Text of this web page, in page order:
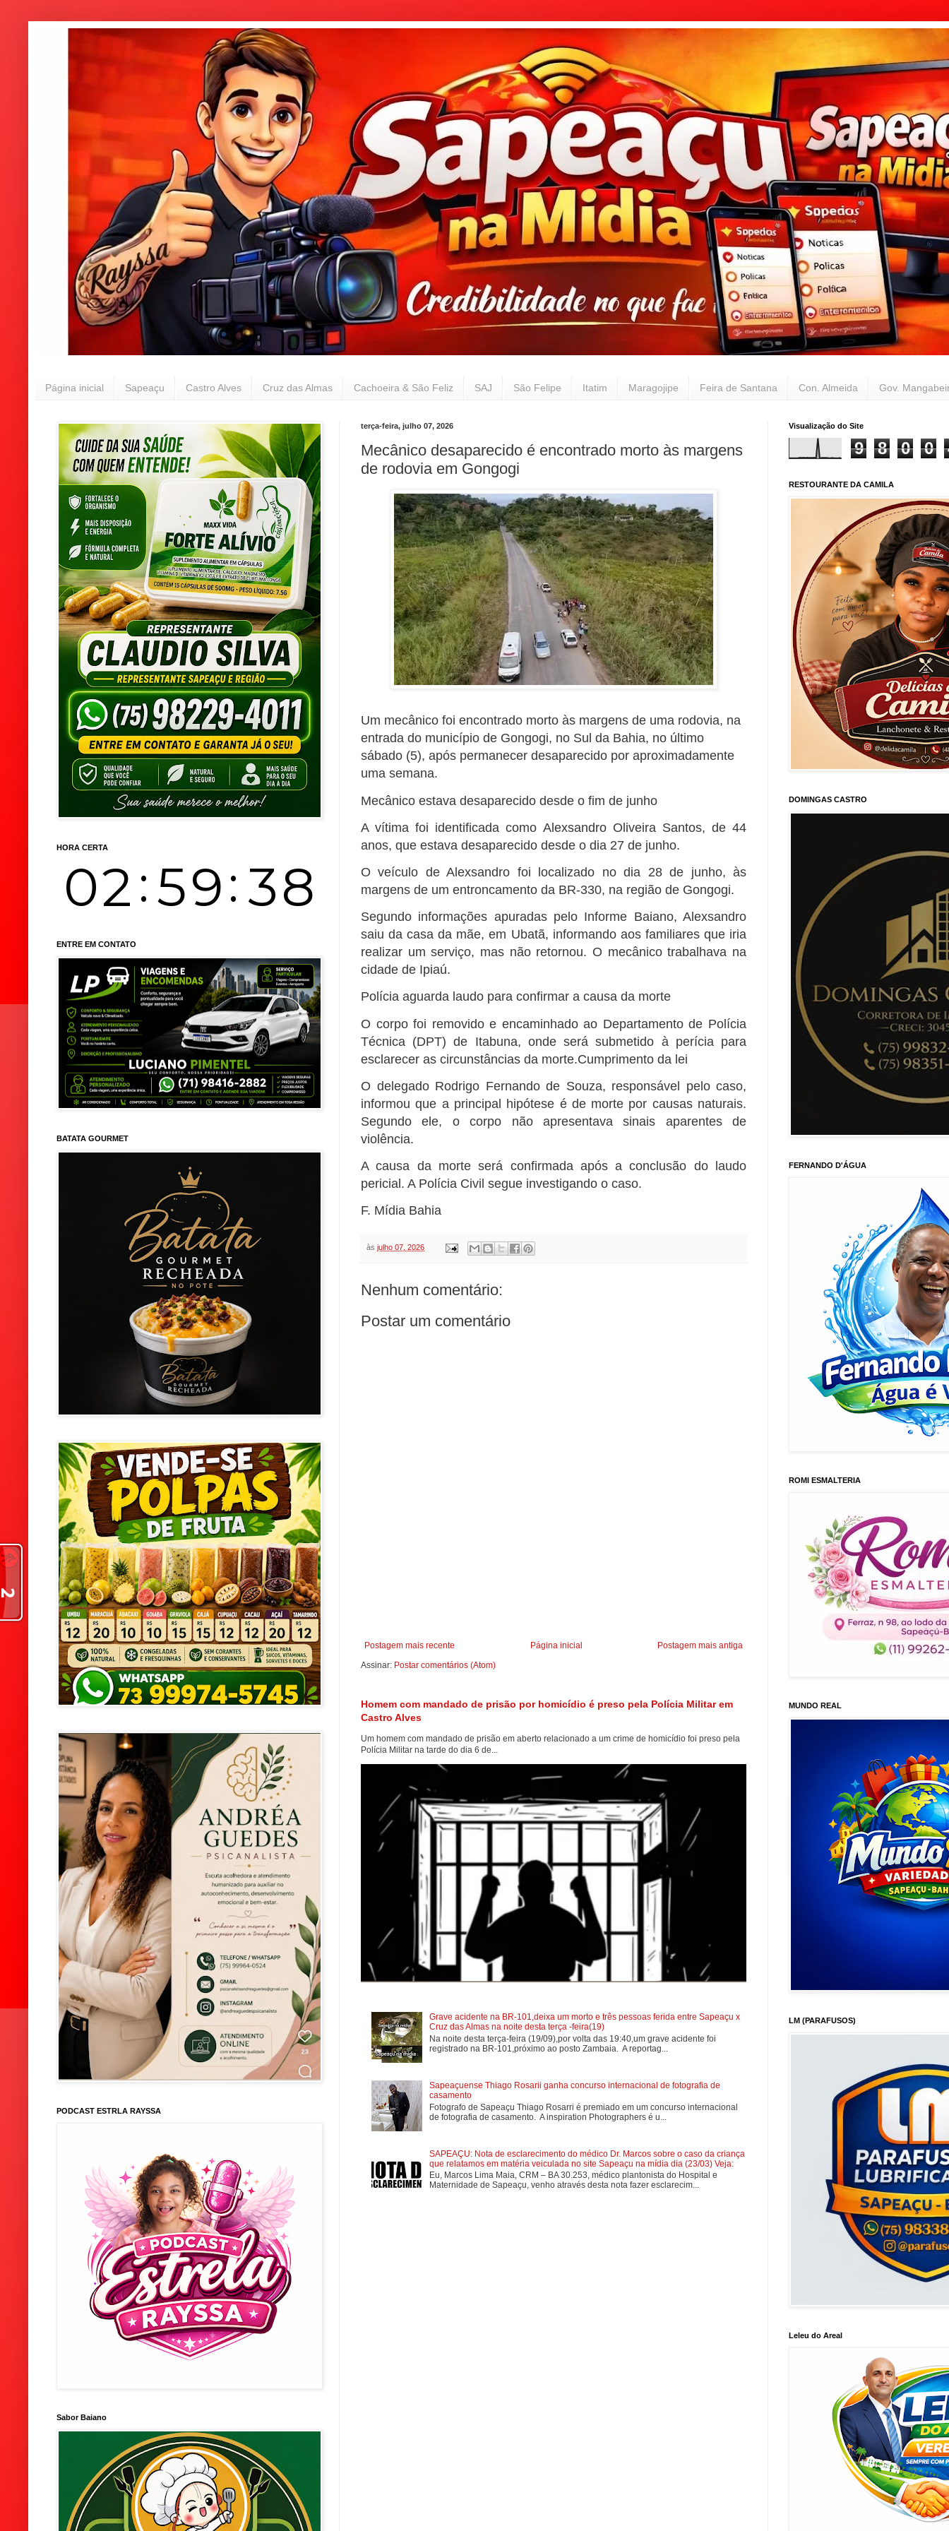
Página inicial Sapeaçu Castro Alves Cruz das Almas Cachoeira & São Feliz SAJ São Felipe Itatim Maragojipe Feira de Santana Con. Almeida Gov.
terça-feira, julho 07, 2026
Mecânico desaparecido é encontrado morto às margens
de rodovia em Gongogi
Um mecânico foi encontrado morto às margens de uma rodovia, na
entrada do município de Gongogi, no Sul da Bahia, no último
sábado (5), após permanecer desaparecido por aproximadamente
uma semana.
Mecânico estava desaparecido desde o fim de junho
A vítima foi identificada como Alexsandro Oliveira Santos, de 44
anos, que estava desaparecido desde o dia 27 de junho.
O veículo de Alexsandro foi localizado no dia 28 de junho, às
margens de um entroncamento da BR-330, na região de Gongogi.
Segundo informações apuradas pelo Informe Baiano, Alexsandro
saiu da casa da mãe, em Ubatã, informando aos familiares que iria
realizar um serviço, mas não retornou. O mecânico trabalhava na
cidade de Ipiaú.
Polícia aguarda laudo para confirmar a causa da morte
O corpo foi removido e encaminhado ao Departamento de Polícia
Técnica (DPT) de Itabuna, onde será submetido à perícia para
esclarecer as circunstâncias da morte.Cumprimento da lei
O delegado Rodrigo Fernando de Souza, responsável pelo caso,
informou que a principal hipótese é de morte por causas naturais.
Segundo ele, o corpo não apresentava sinais aparentes de
violência.
A causa da morte será confirmada após a conclusão do laudo
pericial. A Polícia Civil segue investigando o caso.
F. Mídia Bahia
às julho 07, 2026
Nenhum comentário:
Postar um comentário
Postagem mais recente Postagem mais antiga
Página inicial
Assinar: Postar comentários (Atom)
Homem com mandado de prisão por homicídio é preso pela Polícia Militar em
Castro Alves
Um homem com mandado de prisão em aberto relacionado a um crime de homicídio foi preso pela
Polícia Militar na tarde do dia 6 de...
Grave acidente na BR-101,deixa um morto e três pessoas ferida entre Sapeaçu x
Cruz das Almas na noite desta terça -feira(19)
Na noite desta terça-feira (19/09),por volta das 19:40,um grave acidente foi
registrado na BR-101,próximo ao posto Zambaia. A reportag...
Sapeaçuense Thiago Rosarii ganha concurso internacional de fotografia de
casamento
Fotografo de Sapeaçu Thiago Rosarri é premiado em um concurso internacional
de fotografia de casamento. A inspiration Photographers é u...
SAPEAÇU: Nota de esclarecimento do médico Dr. Marcos sobre o caso da criança
que relatamos em matéria veiculada no site Sapeaçu na mídia dia (23/03) Veja:
Eu, Marcos Lima Maia, CRM – BA 30.253, médico plantonista do Hospital e
Maternidade de Sapeaçu, venho através desta nota fazer esclarecim...
HORA CERTA
ENTRE EM CONTATO
BATATA GOURMET
PODCAST ESTRLA RAYSSA
Sabor Baiano
Visualização do Site
9 8 0 0
RESTOURANTE DA CAMILA
DOMINGAS CASTRO
FERNANDO D'ÁGUA
ROMI ESMALTERIA
MUNDO REAL
LM (PARAFUSOS)
Leleu do Areal